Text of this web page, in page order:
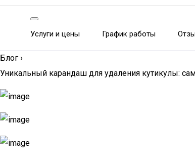
Услуги и цены График работы
Блог ›
Уникальный карандаш для удаления кутикулы: